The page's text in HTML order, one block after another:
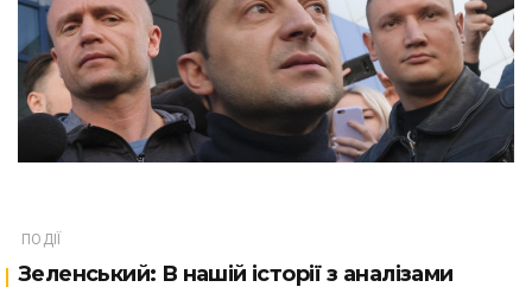
ПОДІЇ
Зеленський: В нашій історії з аналізами